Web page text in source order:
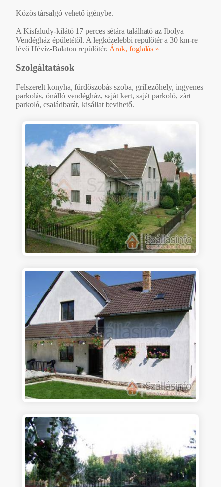
Közös társalgó vehető igénybe.
A Kisfaludy-kilátó 17 perces sétára található az Ibolya
Vendégház épületétől. A legközelebbi repülőtér a 30 km-re
lévő Hévíz-Balaton repülőtér. Árak, foglalás »
Szolgáltatások
Felszerelt konyha, fürdőszobás szoba, grillezőhely, ingyenes
parkolás, önálló vendégház, saját kert, saját parkoló, zárt
parkoló, családbarát, kisállat bevihető.